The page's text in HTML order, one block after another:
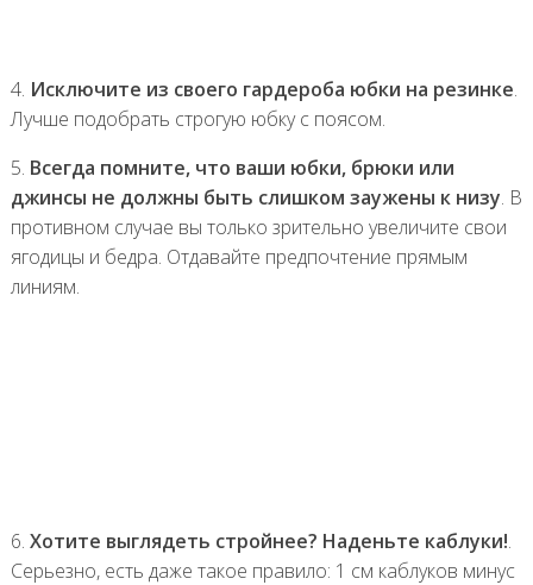
4. Исключите из своего гардероба юбки на резинке.
Лучше подобрать строгую юбку с поясом.
5. Всегда помните, что ваши юбки, брюки или
джинсы не должны быть слишком заужены к низу. В
противном случае вы только зрительно увеличите свои
ягодицы и бедра. Отдавайте предпочтение прямым
линиям.
6. Хотите выглядеть стройнее? Наденьте каблуки!.
Серьезно, есть даже такое правило: 1 см каблуков минус